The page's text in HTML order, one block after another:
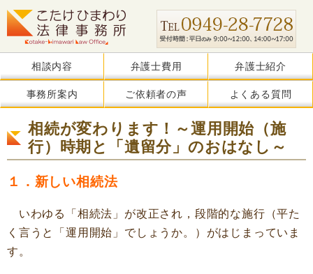
相談内容 弁護士費用 弁護士紹介
事務所案内 ご依頼者の声 よくある質問
相続が変わります！～運用開始（施
行）時期と「遺留分」のおはなし～
１．新しい相続法
いわゆる「相続法」が改正され，段階的な施行（平た
く言うと「運用開始」でしょうか。）がはじまっていま
す。